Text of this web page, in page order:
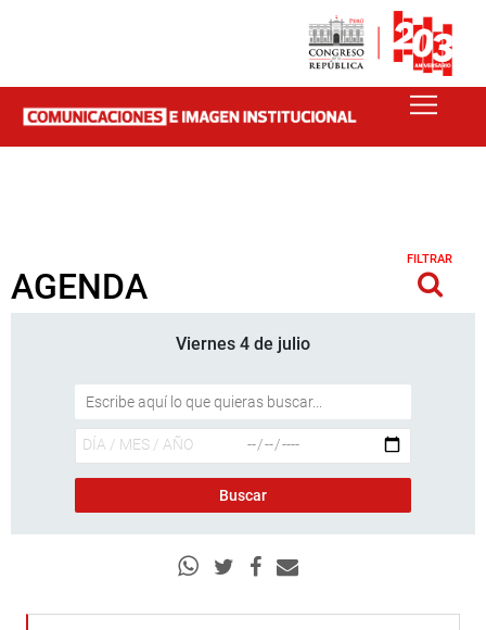
AGENDA
FILTRAR
Viernes 4 de julio